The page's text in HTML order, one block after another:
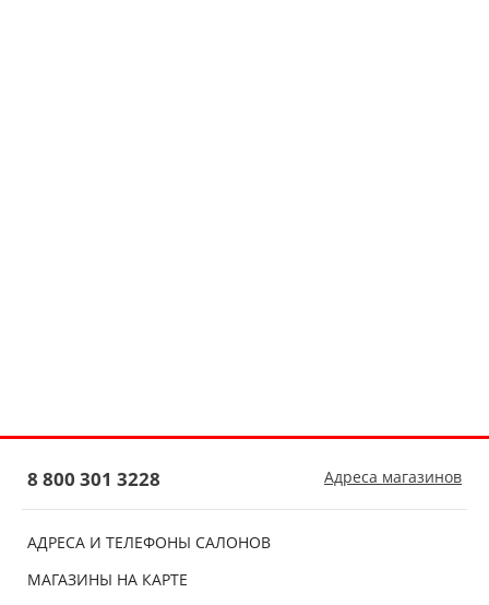
АДРЕСА И ТЕЛЕФОНЫ САЛОНОВ
МАГАЗИНЫ НА КАРТЕ
8 800 301 3228 Адреса магазинов